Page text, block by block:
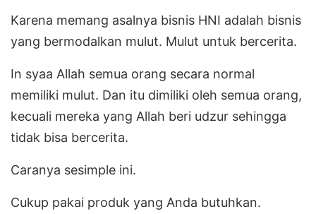
Karena memang asalnya bisnis HNI adalah bisnis
yang bermodalkan mulut. Mulut untuk bercerita.
In syaa Allah semua orang secara normal
memiliki mulut. Dan itu dimiliki oleh semua orang,
kecuali mereka yang Allah beri udzur sehingga
tidak bisa bercerita.
Caranya sesimple ini.
Cukup pakai produk yang Anda butuhkan.